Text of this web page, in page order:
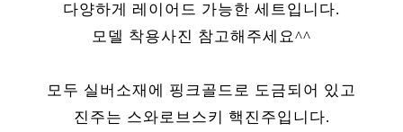
다양하게 레이어드 가능한 세트입니다.
모델 착용사진 참고해주세요^^
모두 실버소재에 핑크골드로 도금되어 있고
진주는 스와로브스키 핵진주입니다.